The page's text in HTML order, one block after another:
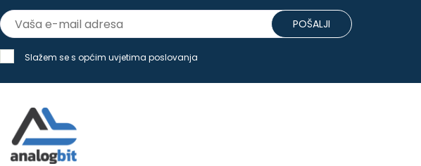
POŠALJI
Slažem se s općim uvjetima poslovanja